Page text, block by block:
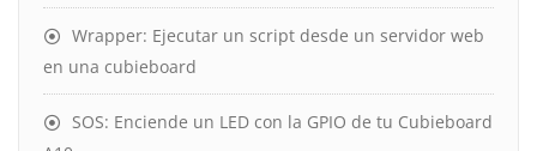
Wrapper: Ejecutar un script desde un servidor web
en una cubieboard
SOS: Enciende un LED con la GPIO de tu Cubieboard